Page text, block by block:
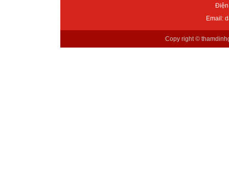
Điện
Email:
Copy right ©